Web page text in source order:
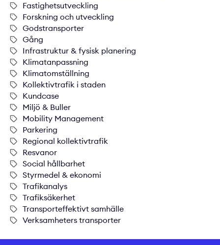
Fastighetsutveckling
Forskning och utveckling
Godstransporter
Gång
Infrastruktur & fysisk planering
Klimatanpassning
Klimatomställning
Kollektivtrafik i staden
Kundcase
Miljö & Buller
Mobility Management
Parkering
Regional kollektivtrafik
Resvanor
Social hållbarhet
Styrmedel & ekonomi
Trafikanalys
Trafiksäkerhet
Transporteffektivt samhälle
Verksamheters transporter